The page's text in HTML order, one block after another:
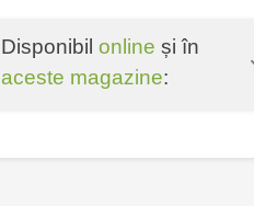
Disponibil online și în
aceste magazine: